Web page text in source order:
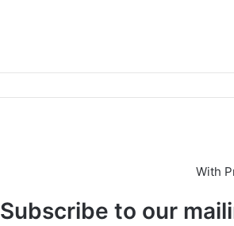
With
Subscribe to our